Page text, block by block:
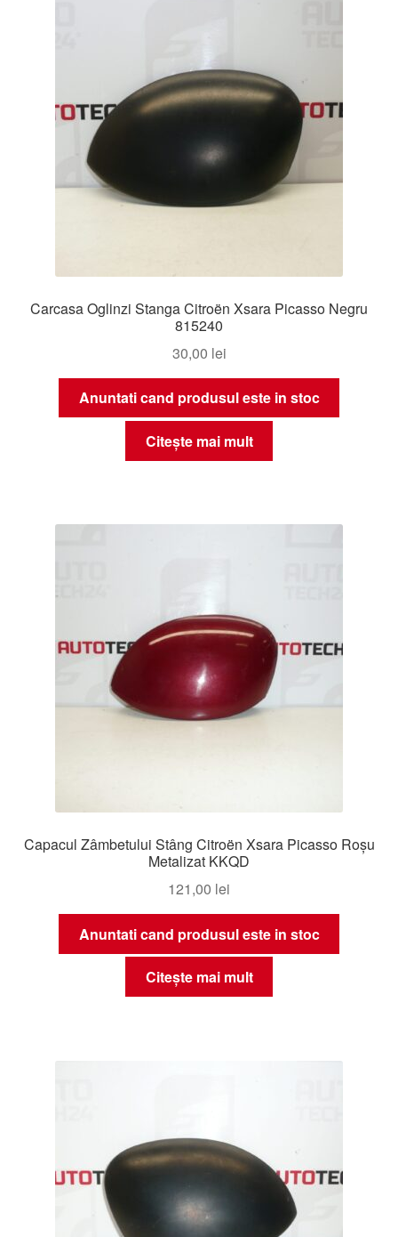
Carcasa Oglinzi Stanga Citroën Xsara Picasso Negru
815240
30,00 lei
Anuntati cand produsul este in stoc
Citește mai mult
Capacul Zâmbetului Stâng Citroën Xsara Picasso Roșu
Metalizat KKQD
121,00 lei
Anuntati cand produsul este in stoc
Citește mai mult